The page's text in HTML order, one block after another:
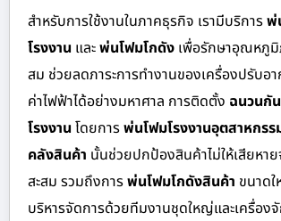
สำหรับการใช้งานในภาคธุรกิจ เรามีบริการพ่
โรงงาน และพ่นโฟมโกดัง เพื่อรักษาอุณหภูมิ
สม ช่วยลดภาระการทำงานของเครื่องปรับอ
ค่าไฟฟ้าได้อย่างมหาศาล การติดตั้ง ฉนวนกั
โรงงาน โดยการพ่นโฟมโรงงานอุตสาหกรร
คลังสินค้า นั้นช่วยปกป้องสินค้าไม่ให้เสียหา
สะสม รวมถึงการพ่นโฟมโกดังสินค้า ขนาด
บริหารจัดการด้วยทีมงานชุดใหญ่และเครื่อง